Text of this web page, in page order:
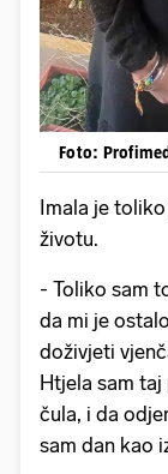
Foto:
Imala je
životu.
- Toliko sam
da mi je
doživjeti
Htjela sam
čula, i da
sam dan kao